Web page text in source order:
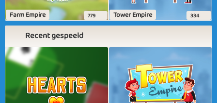
Farm Empire 779 Tower Empire 334
Recent gespeeld